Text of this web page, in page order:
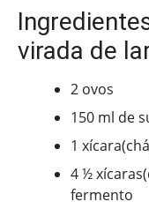
virada de
2 ovos
150 ml de
1
4 ½
fermento